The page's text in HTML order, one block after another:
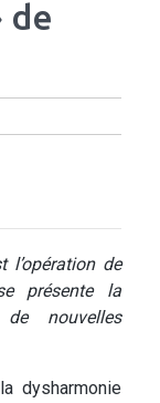
de
l’opération de
présente la
nouvelles
dysharmonie